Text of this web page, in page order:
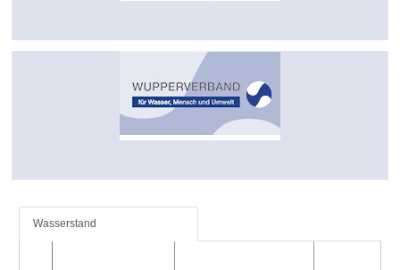
Wasserstand